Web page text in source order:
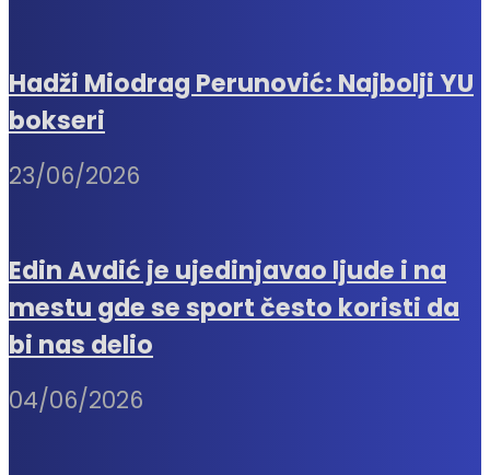
Hadži Miodrag Perunović: Najbolji YU
bokseri
23/06/2026
Edin Avdić je ujedinjavao ljude i na
mestu gde se sport često koristi da
bi nas delio
04/06/2026